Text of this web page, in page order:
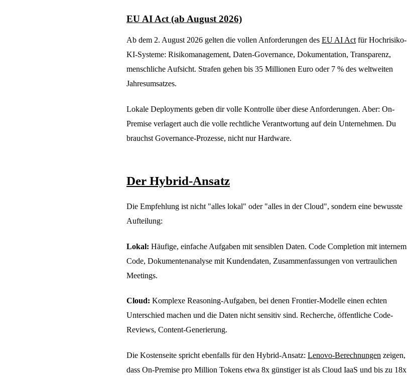
EU AI Act (ab August 2026)
Ab dem 2. August 2026 gelten die vollen Anforderungen des EU AI Act für Hochrisiko-
KI-Systeme: Risikomanagement, Daten-Governance, Dokumentation, Transparenz,
menschliche Aufsicht. Strafen gehen bis 35 Millionen Euro oder 7 % des weltweiten
Jahresumsatzes.
Lokale Deployments geben dir volle Kontrolle über diese Anforderungen. Aber: On-
Premise verlagert auch die volle rechtliche Verantwortung auf dein Unternehmen. Du
brauchst Governance-Prozesse, nicht nur Hardware.
Der Hybrid-Ansatz
Die Empfehlung ist nicht "alles lokal" oder "alles in der Cloud", sondern eine bewusste
Aufteilung:
Lokal: Häufige, einfache Aufgaben mit sensiblen Daten. Code Completion mit internem
Code, Dokumentenanalyse mit Kundendaten, Zusammenfassungen von vertraulichen
Meetings.
Cloud: Komplexe Reasoning-Aufgaben, bei denen Frontier-Modelle einen echten
Unterschied machen und die Daten nicht sensitiv sind. Recherche, öffentliche Code-
Reviews, Content-Generierung.
Die Kostenseite spricht ebenfalls für den Hybrid-Ansatz: Lenovo-Berechnungen zeigen,
dass On-Premise pro Million Tokens etwa 8x günstiger ist als Cloud IaaS und bis zu 18x